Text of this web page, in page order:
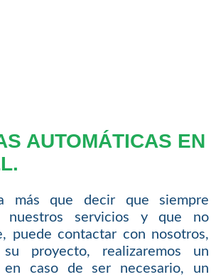
AUTOMÁTICAS EN
más que decir que siempre
nuestros servicios y que no
puede contactar con nosotros,
proyecto, realizaremos un
en caso de ser necesario, un